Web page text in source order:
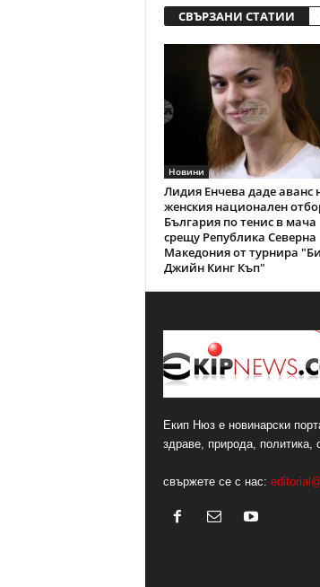
СВЪРЗАНИ СТАТИИ
Новини
Лидия Енчева даде аванс
женския национален
България по тенис в мача
срещу Република Северна
Македония от турнира
Джийн Кинг Къп"
Екип Нюз е новинарски
здраве, природа, политика,
свържете се с нас: